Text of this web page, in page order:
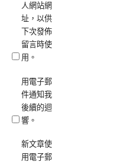
人網站網
址，以供
下次發佈
留言時使
用。
用電子郵
件通知我
後續的迴
響。
新文章使
用電子郵